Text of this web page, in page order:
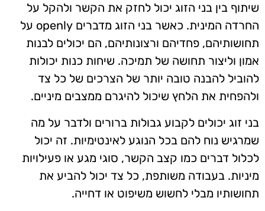
שיתוף בין בני הזוג יכול לחזק את הקשר ולהקל על
החרדה המינית. כאשר בני הזוג מדברים openly על
תחושותיהם, פחדיהם ורצונותיהם, הם יכולים לבנות
אמון וליצור תחושה של תמיכה. שיחות כנות יכולות
להוביל להבנה טובה יותר של הצרכים של כל צד
ולהפחית את הלחץ שיכול להיגרם ממצבים מיניים.
בני זוג יכולים לקבוע גבולות ברורים ולדבר על מה
שמרגיש נוח להם בכל הנוגע לאינטימיות. זה יכול
לכלול דברים כמו קצב הקשר, סוגי מגע או פעילויות
מיניות. בעבודה משותפת, כל צד יכול להביע את
תחושותיו מבלי לחשוש משיפוט או דחייה.